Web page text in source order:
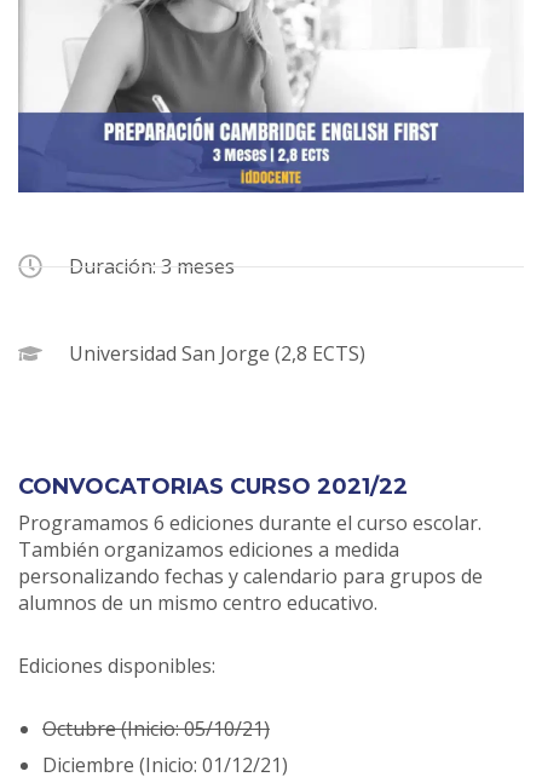
Duración: 3 meses
Universidad San Jorge (2,8 ECTS)
CONVOCATORIAS CURSO 2021/22
Programamos 6 ediciones durante el curso escolar.
También organizamos ediciones a medida
personalizando fechas y calendario para grupos de
alumnos de un mismo centro educativo.
Ediciones disponibles:
Octubre (Inicio: 05/10/21)
Diciembre (Inicio: 01/12/21)